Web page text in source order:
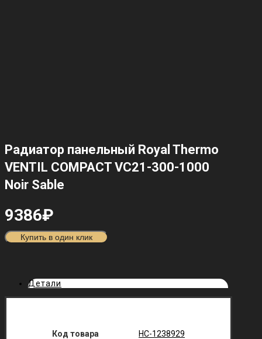
Радиатор панельный Royal Thermo
VENTIL COMPACT VC21-300-1000
Noir Sable
9386₽
Купить в один клик
Детали
Код товара НС-1238929